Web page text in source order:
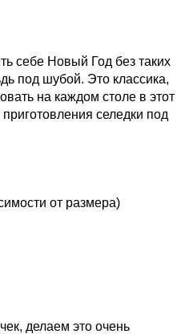
себе Новый Год без таких
под шубой. Это классика,
на каждом столе в этот
селедки под
от размера)
делаем это очень